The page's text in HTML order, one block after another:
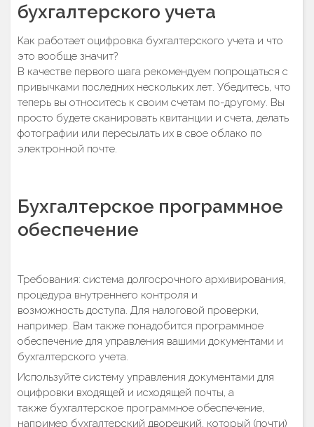
бухгалтерского учета
Как работает оцифровка бухгалтерского учета и что
это вообще значит?
В качестве первого шага рекомендуем попрощаться с
привычками последних нескольких лет. Убедитесь, что
теперь вы относитесь к своим счетам по-другому. Вы
просто будете сканировать квитанции и счета, делать
фотографии или пересылать их в свое облако по
электронной почте.
Бухгалтерское программное
обеспечение
Требования: система долгосрочного архивирования,
процедура внутреннего контроля и
возможность доступа. Для налоговой проверки,
например. Вам также понадобится программное
обеспечение для управления вашими документами и
бухгалтерского учета.
Используйте систему управления документами для
оцифровки входящей и исходящей почты, а
также бухгалтерское программное обеспечение,
например бухгалтерский дворецкий, который (почти)